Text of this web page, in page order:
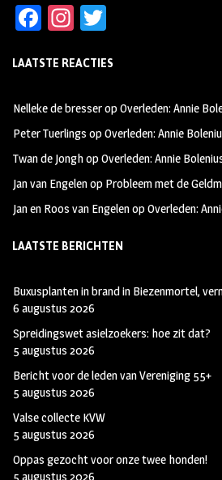
Fa
b
oo
k
In
ag
m
tt
LAATSTE REACTIES
Nelleke de bresseropOverleden: Annie
Peter Tuerlings opOverleden: Annie
Twan de JonghopOverleden: Annie
Jan van Engelenop Probleem met de
Jan en Roos van EngelenopOverleden:
LAATSTE BERICHTEN
Buxusplanten in brand in Biezenmortel,
6 augustus 2026
Spreidingswet asielzoekers: hoe zit dat?
5 augustus 2026
Bericht voor de leden van Vereniging 55+
5 augustus 2026
Valse collecte KVW
5 augustus 2026
Oppas gezocht voor onze twee honden!
5 augustus 2026